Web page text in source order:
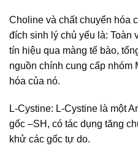
Choline và chất chuyển hóa
đích sinh lý chủ yếu là: Toàn
tín hiệu qua màng tế bào,
nguồn chính cung cấp nhóm
hóa của nó.
L-Cystine: L-Cystine là một
gốc –SH, có tác dụng tăng
khử các gốc tự do.